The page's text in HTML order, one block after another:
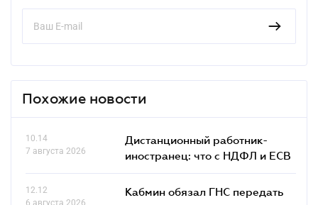
Похожие новости
10.14
7 августа 2026
Дистанционный работник-
иностранец: что с НДФЛ и ЕСВ
12.12
6 августа 2026
Кабмин обязал ГНС передать